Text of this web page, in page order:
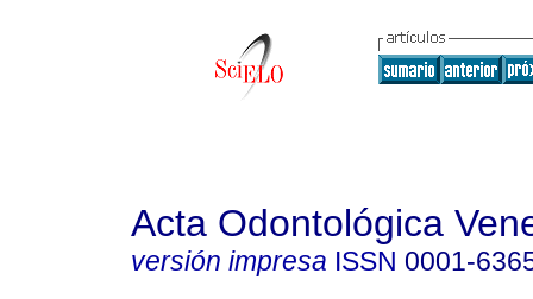
Acta Odontológica
versión impresa ISSN 0001-